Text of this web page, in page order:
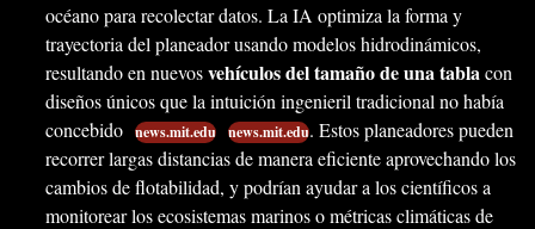
océano para recolectar datos. La IA optimiza la forma y
trayectoria del planeador usando modelos hidrodinámicos,
resultando en nuevosvehículos del tamaño de una tablacon
diseños únicos que la intuición ingenieril tradicional no había
concebido news.mit.edu news.mit.edu. Estos planeadores pueden
recorrer largas distancias de manera eficiente aprovechando los
cambios de flotabilidad, y podrían ayudar a los científicos a
monitorear los ecosistemas marinos o métricas climáticas de